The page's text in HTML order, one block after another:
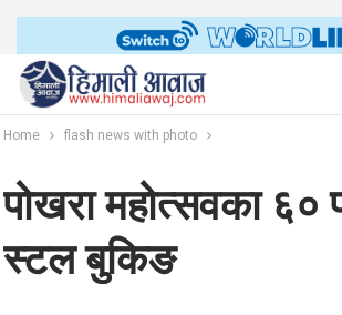
Home flash news with photo
पोखरा महोत्सवका ६०
स्टल बुकिङ